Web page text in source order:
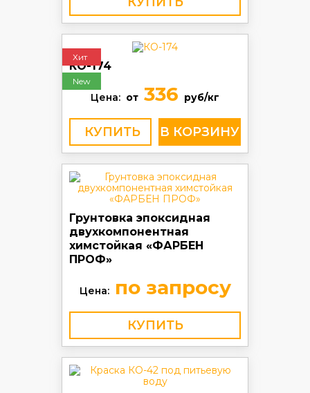
Хит
New
КО-174
Цена: от 336 руб/кг
КУПИТЬ
Грунтовка эпоксидная
двухкомпонентная
химстойкая «ФАРБЕН
ПРОФ»
Цена:по запросу
КУПИТЬ